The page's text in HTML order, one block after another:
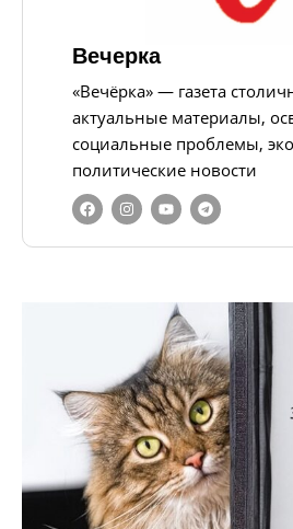
Вечерка
«Вечёрка» — газета
актуальные материалы,
социальные проблемы,
политические новости